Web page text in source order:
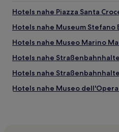
Hotels nahe Piazza Santa
Hotels nahe Museum Stefano
Hotels nahe Museo Marino
Hotels nahe
Hotels nahe
Hotels nahe Museo